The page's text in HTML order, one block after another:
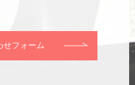
せフォーム